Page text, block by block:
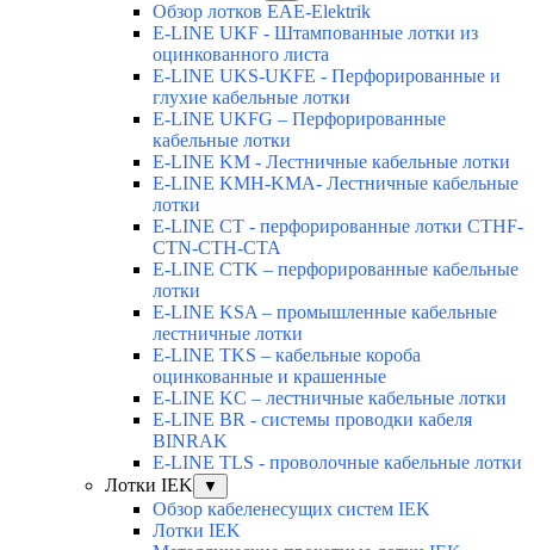
Обзор лотков EAE-Elektrik
E-LINE UKF - Штампованные лотки из
оцинкованного листа
E-LINE UKS-UKFE - Перфорированные и
глухие кабельные лотки
E-LINE UKFG – Перфорированные
кабельные лотки
E-LINE KM - Лестничные кабельные лотки
E-LINE KMH-KMA- Лестничные кабельные
лотки
E-LINE CT - перфорированные лотки CTHF-
CTN-CTH-CTA
E-LINE CTK – перфорированные кабельные
лотки
E-LINE KSA – промышленные кабельные
лестничные лотки
E-LINE TKS – кабельные короба
оцинкованные и крашенные
E-LINE KC – лестничные кабельные лотки
E-LINE BR - системы проводки кабеля
BINRAK
E-LINE TLS - проволочные кабельные лотки
Лотки IEK
▼
Обзор кабеленесущих систем IEK
Лотки IEK